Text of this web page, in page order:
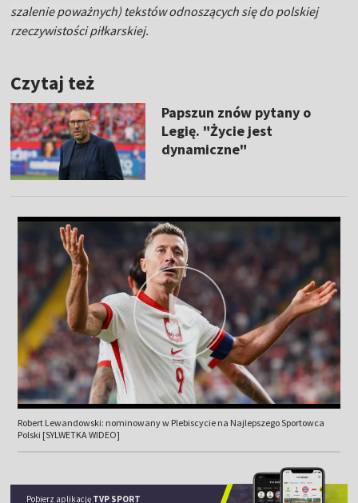
szalenie poważnych) tekstów odnoszących się do polskiej
rzeczywistości piłkarskiej.
Czytaj też
Papszun znów pytany o
Legię. "Życie jest
dynamiczne"
Robert Lewandowski: nominowany w Plebiscycie na Najlepszego Sportowca
Polski [SYLWETKA WIDEO]
Pobierz aplikację TVP SPORT